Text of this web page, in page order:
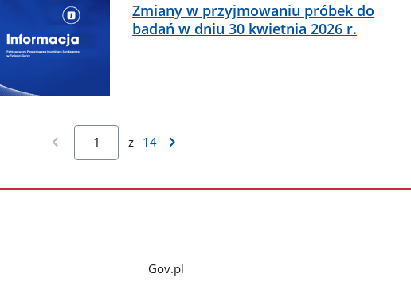
Zmiany w przyjmowaniu próbek do
badań w dniu 30 kwietnia 2026 r.
z 14
Gov.pl